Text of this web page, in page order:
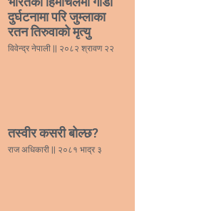
दुर्घटनामा परि जुम्लाका
रतन तिरुवाको मृत्यु
विवेन्द्र नेपाली २०८२ श्रावण २२
तस्वीर कसरी बोल्छ?
राज अधिकारी २०८१ भाद्र ३